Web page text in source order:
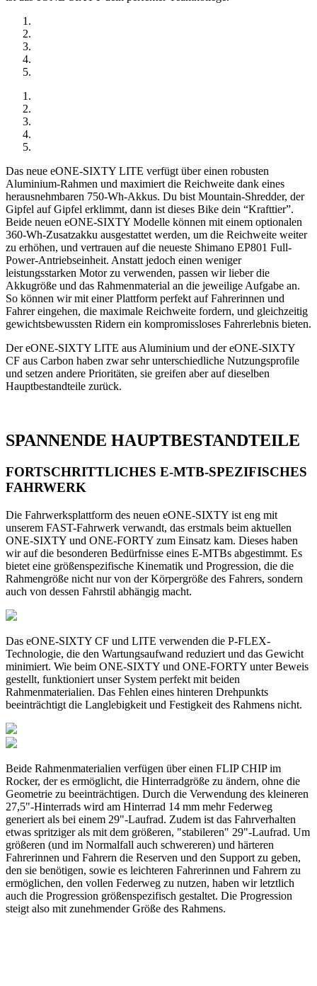
Das neue eONE-SIXTY LITE verfügt über einen robusten
Aluminium-Rahmen und maximiert die Reichweite dank eines
herausnehmbaren 750-Wh-Akkus. Du bist Mountain-Shredder, der
Gipfel auf Gipfel erklimmt, dann ist dieses Bike dein “Krafttier”.
Beide neuen eONE-SIXTY Modelle können mit einem optionalen
360-Wh-Zusatzakku ausgestattet werden, um die Reichweite weiter
zu erhöhen, und vertrauen auf die neueste Shimano EP801 Full-
Power-Antriebseinheit. Anstatt jedoch einen weniger
leistungsstarken Motor zu verwenden, passen wir lieber die
Akkugröße und das Rahmenmaterial an die jeweilige Aufgabe an.
So können wir mit einer Plattform perfekt auf Fahrerinnen und
Fahrer eingehen, die maximale Reichweite fordern, und gleichzeitig
gewichtsbewussten Ridern ein kompromissloses Fahrerlebnis bieten.
Der eONE-SIXTY LITE aus Aluminium und der eONE-SIXTY
CF aus Carbon haben zwar sehr unterschiedliche Nutzungsprofile
und setzen andere Prioritäten, sie greifen aber auf dieselben
Hauptbestandteile zurück.
SPANNENDE HAUPTBESTANDTEILE
FORTSCHRITTLICHES E-MTB-SPEZIFISCHES
FAHRWERK
Die Fahrwerksplattform des neuen eONE-SIXTY ist eng mit
unserem FAST-Fahrwerk verwandt, das erstmals beim aktuellen
ONE-SIXTY und ONE-FORTY zum Einsatz kam. Dieses haben
wir auf die besonderen Bedürfnisse eines E-MTBs abgestimmt. Es
bietet eine größenspezifische Kinematik und Progression, die die
Rahmengröße nicht nur von der Körpergröße des Fahrers, sondern
auch von dessen Fahrstil abhängig macht.
Das eONE-SIXTY CF und LITE verwenden die P-FLEX-
Technologie, die den Wartungsaufwand reduziert und das Gewicht
minimiert. Wie beim ONE-SIXTY und ONE-FORTY unter Beweis
gestellt, funktioniert unser System perfekt mit beiden
Rahmenmaterialien. Das Fehlen eines hinteren Drehpunkts
beeinträchtigt die Langlebigkeit und Festigkeit des Rahmens nicht.
Beide Rahmenmaterialien verfügen über einen FLIP CHIP im
Rocker, der es ermöglicht, die Hinterradgröße zu ändern, ohne die
Geometrie zu beeinträchtigen. Durch die Verwendung des kleineren
27,5"-Hinterrads wird am Hinterrad 14 mm mehr Federweg
generiert als bei einem 29"-Laufrad. Zudem ist das Fahrverhalten
etwas spritziger als mit dem größeren, "stabileren" 29"-Laufrad. Um
größeren (und im Normalfall auch schwereren) und härteren
Fahrerinnen und Fahrern die Reserven und den Support zu geben,
den sie benötigen, sowie es leichteren Fahrerinnen und Fahrern zu
ermöglichen, den vollen Federweg zu nutzen, haben wir letztlich
auch die Progression größenspezifisch gestaltet. Die Progression
steigt also mit zunehmender Größe des Rahmens.